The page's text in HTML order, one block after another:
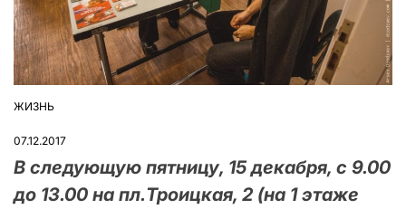
ОПУБЛІКУВАТИ
ЖИЗНЬ
07.12.2017
В следующую пятницу, 15 декабря, с 9.00
до 13.00 на пл.Троицкая, 2 (на 1 этаже